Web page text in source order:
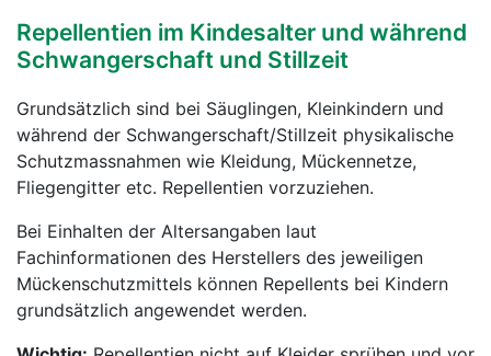
Repellentien im Kindesalter und während
Schwangerschaft und Stillzeit
Grundsätzlich sind bei Säuglingen, Kleinkindern und
während der Schwangerschaft/Stillzeit physikalische
Schutzmassnahmen wie Kleidung, Mückennetze,
Fliegengitter etc. Repellentien vorzuziehen.
Bei Einhalten der Altersangaben laut
Fachinformationen des Herstellers des jeweiligen
Mückenschutzmittels können Repellents bei Kindern
grundsätzlich angewendet werden.